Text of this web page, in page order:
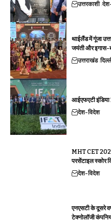
उत्तरकाशी
थाईलैंड में गूंजा
जयंती और इगास-
उत्तराखंड
आईएफएटी
देश-विदेश
MHT CET
परसेंटाइल स्कोर
देश-विदेश
एनएसटी के दूसरे
टेक्नोलॉजी